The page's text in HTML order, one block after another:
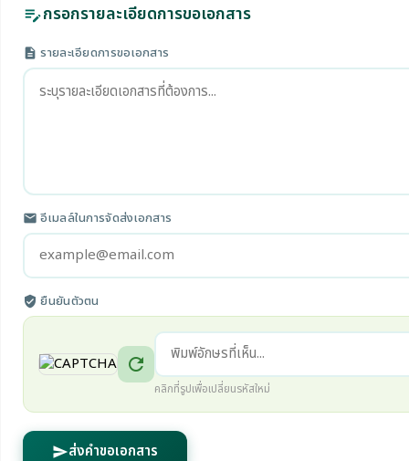
edit_noteกรอกรายละเอียดการขอเอกสาร
description รายละเอียดการขอเอกสาร
email อีเมลล์ในการจัดส่งเอกสาร
verified_user ยืนยันตัวตน
refresh
คลิกที่รูปเพื่อเปลี่ยนรหัสใหม่
sendส่งคำขอเอกสาร